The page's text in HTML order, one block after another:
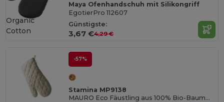
Maya Ofenhandschuh mit Silikongriff
EgotierPro 112607
Günstigste:
3,67 €4,29 €
Organic
Cotton
-57%
Stamina MP9138
MAURO Eco Fäustling aus 100% Bio-Baumwolle